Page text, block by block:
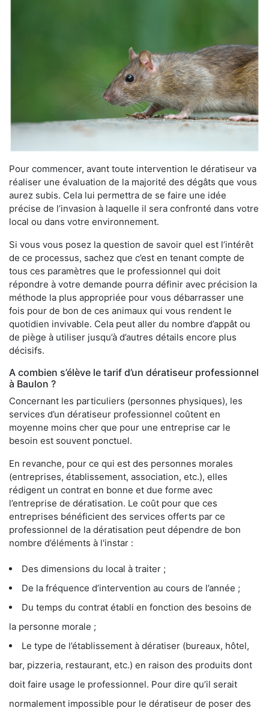
Pour commencer, avant toute intervention le dératiseur va
réaliser une évaluation de la majorité des dégâts que vous
aurez subis. Cela lui permettra de se faire une idée
précise de l’invasion à laquelle il sera confronté dans votre
local ou dans votre environnement.
Si vous vous posez la question de savoir quel est l’intérêt
de ce processus, sachez que c’est en tenant compte de
tous ces paramètres que le professionnel qui doit
répondre à votre demande pourra définir avec précision la
méthode la plus appropriée pour vous débarrasser une
fois pour de bon de ces animaux qui vous rendent le
quotidien invivable. Cela peut aller du nombre d’appât ou
de piège à utiliser jusqu’à d’autres détails encore plus
décisifs.
A combien s’élève le tarif d’un dératiseur professionnel
à Baulon ?
Concernant les particuliers (personnes physiques), les
services d’un dératiseur professionnel coûtent en
moyenne moins cher que pour une entreprise car le
besoin est souvent ponctuel.
En revanche, pour ce qui est des personnes morales
(entreprises, établissement, association, etc.), elles
rédigent un contrat en bonne et due forme avec
l’entreprise de dératisation. Le coût pour que ces
entreprises bénéficient des services offerts par ce
professionnel de la dératisation peut dépendre de bon
nombre d’éléments à l'instar :
Des dimensions du local à traiter ;
De la fréquence d’intervention au cours de l’année ;
Du temps du contrat établi en fonction des besoins de
la personne morale ;
Le type de l’établissement à dératiser (bureaux, hôtel,
bar, pizzeria, restaurant, etc.) en raison des produits dont
doit faire usage le professionnel. Pour dire qu’il serait
normalement impossible pour le dératiseur de poser des